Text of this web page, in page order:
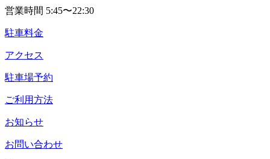
営業時間 5:45〜22:30
駐車料金
アクセス
駐車場予約
ご利用方法
お知らせ
お問い合わせ